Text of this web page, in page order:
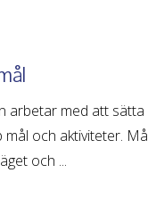
arbetar med att sätta
och aktiviteter.
och ...